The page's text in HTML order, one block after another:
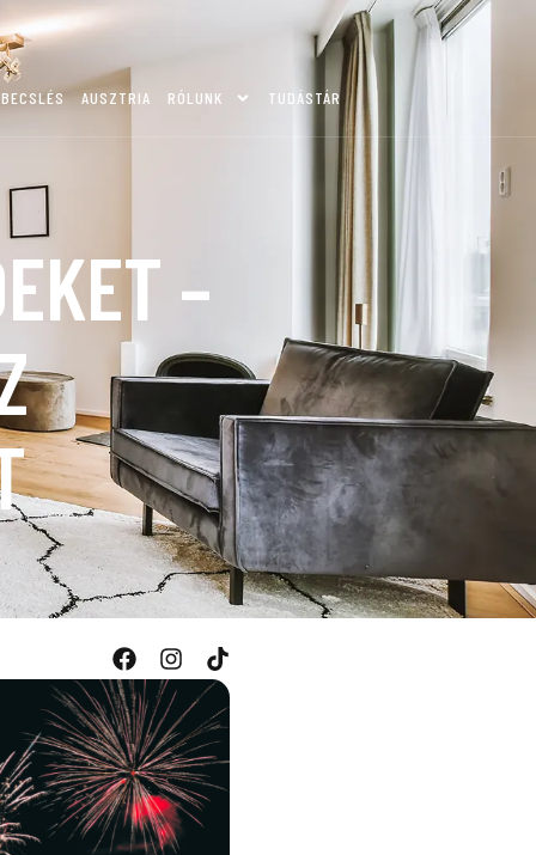
AUSZTRIA RÓLUNK TUDÁSTÁR
–